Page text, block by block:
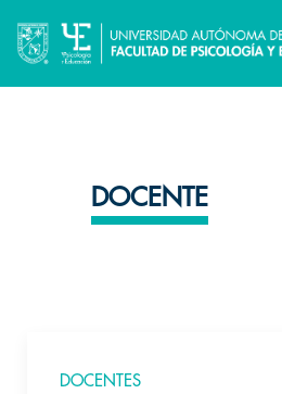
DOCENTE
DOCENTES